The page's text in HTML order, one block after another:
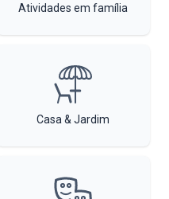
Atividades em família
Casa & Jardim